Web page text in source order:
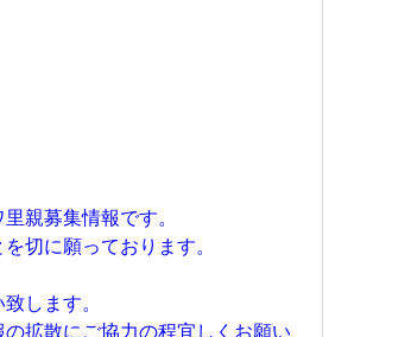
親募集情報です。
切に願っております。
します。
拡散にご協力の程宜しくお願い